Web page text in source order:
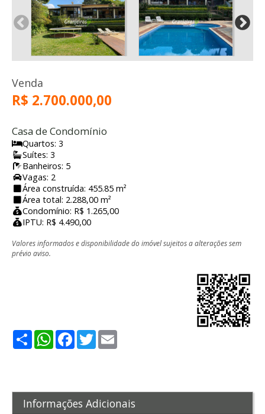
Venda
R$ 2.700.000,00
Casa de Condomínio
Quartos: 3
Suítes: 3
Banheiros: 5
Vagas: 2
Área construída: 455.85 m²
Área total: 2.288,00 m²
Condomínio: R$ 1.265,00
IPTU: R$ 4.490,00
Valores informados e disponibilidade do imóvel sujeitos a alterações sem
prévio aviso.
ShareWhatsApp
Facebook
Twitter
Informações Adicionais